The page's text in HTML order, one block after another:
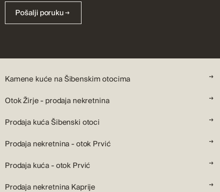
Kamene kuće na Šibenskim otocima
Otok Žirje - prodaja nekretnina
Prodaja kuća Šibenski otoci
Prodaja nekretnina - otok Prvić
Prodaja kuća - otok Prvić
Prodaja nekretnina Kaprije
Pošalji poruku